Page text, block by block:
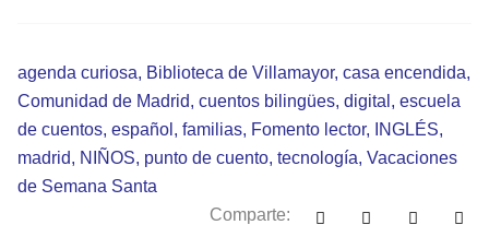
agenda curiosa, Biblioteca de Villamayor, casa encendida,
Comunidad de Madrid, cuentos bilingües, digital , escuela
de cuentos, español , familias, Fomento lector, INGLÉS,
madrid, NIÑOS, punto de cuento, tecnología, Vacaciones
de Semana Santa
Comparte: